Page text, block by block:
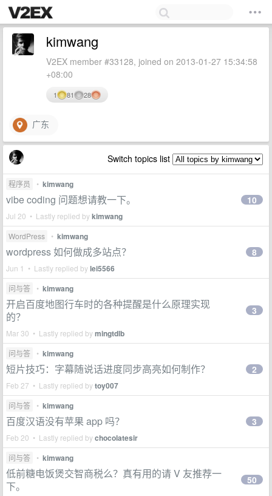
kimwang
V2EX member #33128, joined on 2013-01-27 15:34:58
+08:00
1 81 28
广东
Switch topics list
程序员 • kimwang
vibe coding 问题想请教一下。
Jul 20 • Lastly replied bykimwang
10
WordPress • kimwang
wordpress 如何做成多站点？
Jun 1 • Lastly replied bylei5566
8
问与答 • kimwang
开启百度地图行车时的各种提醒是什么原理实现
的？
Mar 30 • Lastly replied bymingtdlb
3
问与答 • kimwang
短片技巧：字幕随说话进度同步高亮如何制作？
Feb 27 • Lastly replied bytoy007
2
问与答 • kimwang
百度汉语没有苹果 app 吗？
Feb 20 • Lastly replied bychocolatesir
3
问与答 • kimwang
低前糖电饭煲交智商税么？真有用的请 V 友推荐一
下。
50